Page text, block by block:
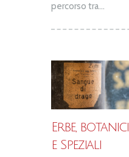
percorso tra...
Erbe, botanici
e Speziali